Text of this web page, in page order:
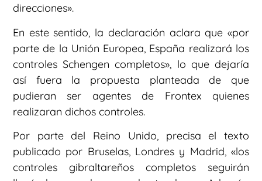
direcciones».
En este sentido, la declaración aclara que «por
parte de la Unión Europea, España realizará los
controles Schengen completos», lo que dejaría
así fuera la propuesta planteada de que
pudieran ser agentes de Frontex quienes
realizaran dichos controles.
Por parte del Reino Unido, precisa el texto
publicado por Bruselas, Londres y Madrid, «los
controles gibraltareños completos seguirán